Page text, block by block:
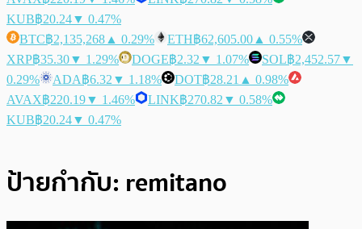
KUB฿20.24▼ 0.47%
BTC฿2,135,268 ▲ 0.29% ETH฿62,605.00 ▲ 0.55%
XRP฿35.30▼ 1.29% DOGE฿2.32 ▼ 1.07% SOL฿2,452.57▼
0.29%
ADA฿6.32 ▼ 1.18% DOT฿28.21 ▲ 0.98%
AVAX฿220.19▼ 1.46% LINK฿270.82 ▼ 0.58%
KUB฿20.24▼ 0.47%
ป้ายกำกับ: remitano